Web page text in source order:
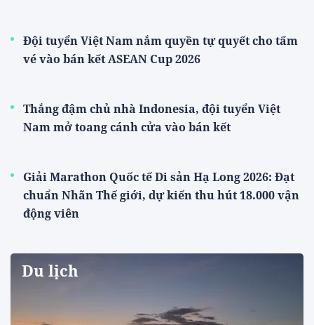
Đội tuyển Việt Nam nắm quyền tự quyết cho tấm
vé vào bán kết ASEAN Cup 2026
Thắng đậm chủ nhà Indonesia, đội tuyển Việt
Nam mở toang cánh cửa vào bán kết
Giải Marathon Quốc tế Di sản Hạ Long 2026: Đạt
chuẩn Nhãn Thế giới, dự kiến thu hút 18.000 vận
động viên
Du lịch